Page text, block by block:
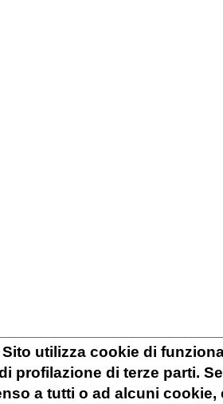
utilizza cookie di
profilazione di terze parti.
a tutti o ad alcuni